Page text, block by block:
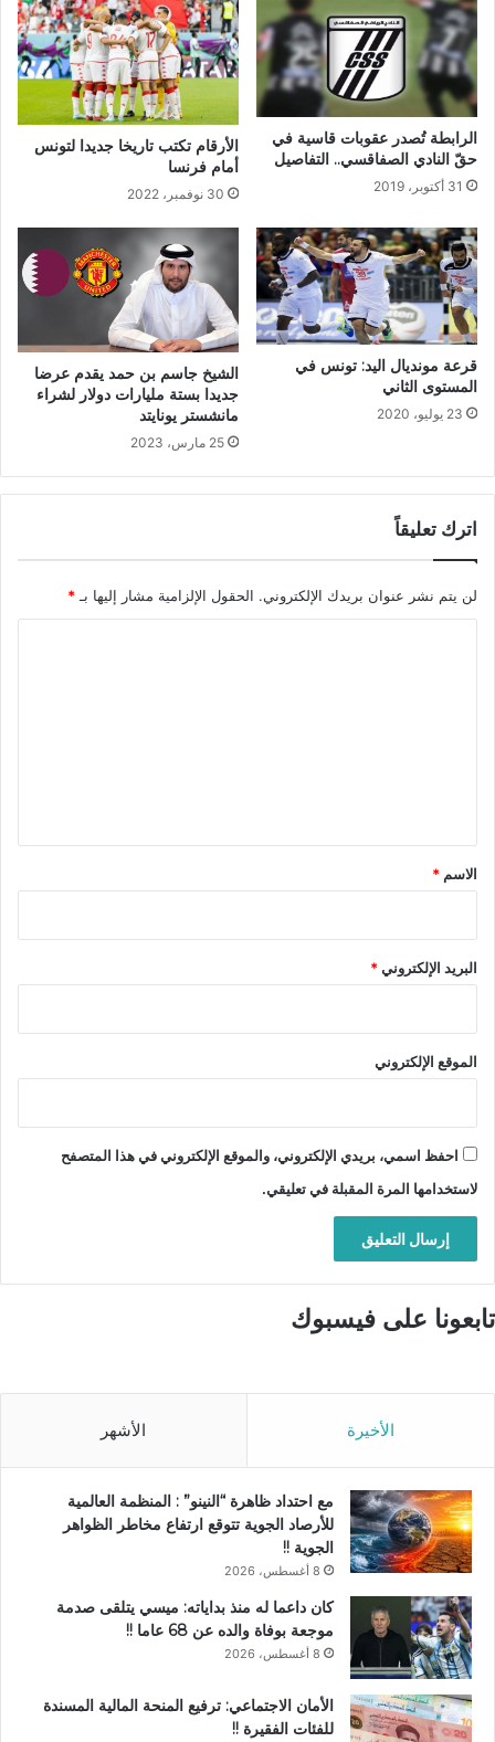
الرابطة تُصدر عقوبات قاسية في
حقّ النادي الصفاقسي.. التفاصيل
31 أكتوبر، 2019
الأرقام تكتب تاريخا جديدا لتونس
أمام فرنسا‎‎
30 نوفمبر، 2022
قرعة مونديال اليد: تونس في
المستوى الثاني
23 يوليو، 2020
الشيخ جاسم بن حمد يقدم عرضا
جديدا بستة مليارات دولار لشراء
مانشستر يونايتد
25 مارس، 2023
اترك تعليقاً
لن يتم نشر عنوان بريدك الإلكتروني. الحقول الإلزامية مشار إليها بـ *
*
الاسم *
البريد الإلكتروني*
الموقع الإلكتروني
احفظ اسمي، بريدي الإلكتروني، والموقع الإلكتروني في هذا المتصفح
لاستخدامها المرة المقبلة في تعليقي.
تابعونا على فيسبوك
الأخيرة الأشهر
مع احتداد ظاهرة “النينو” : المنظمة العالمية
للأرصاد الجوية تتوقع ارتفاع مخاطر الظواهر
الجوية !!
8 أغسطس، 2026
كان داعما له منذ بداياته: ميسي يتلقى صدمة
موجعة بوفاة والده عن 68 عاما !!
8 أغسطس، 2026
الأمان الاجتماعي: ترفيع المنحة المالية المسندة
للفئات الفقيرة !!